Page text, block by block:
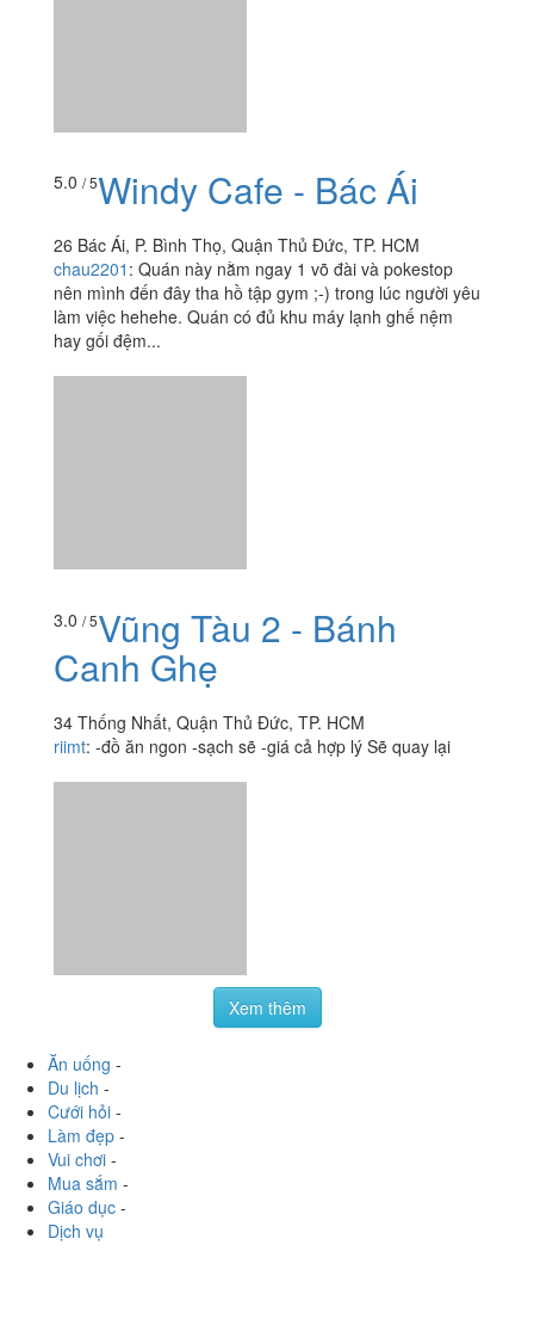
chau2201: Quán này nằm ngay 1 võ đài và pokestop
nên mình đến đây tha hồ tập gym ;-) trong lúc người yêu
làm việc hehehe. Quán có đủ khu máy lạnh ghế nệm
hay gối đệm...
3.0 / 5Vũng Tàu 2 - Bánh
Ăn uống -
-
Cưới hỏi-
Làm đẹp -
Vui chơi
Mua sắm-
Giáo dục-
Dịch vụ